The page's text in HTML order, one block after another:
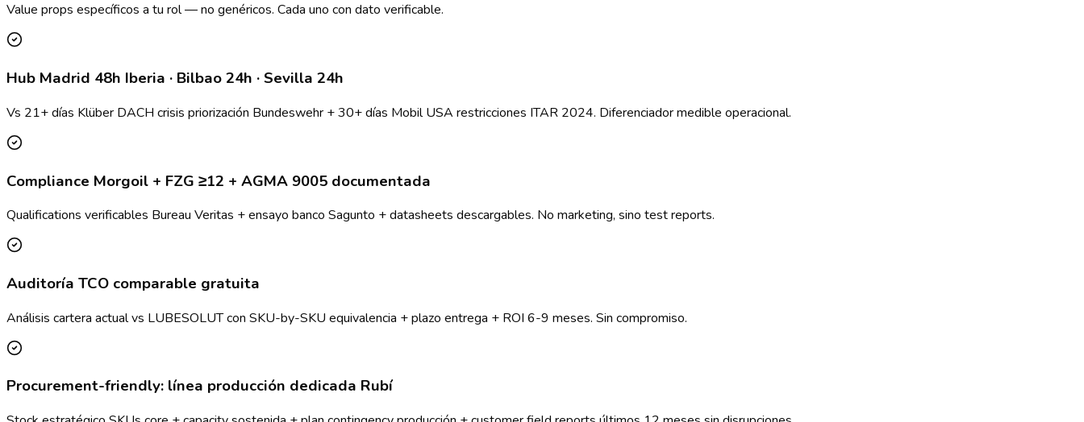
Value props específicos a tu rol — no genéricos. Cada uno con dato verificable.
Hub Madrid 48h Iberia · Bilbao 24h · Sevilla 24h
Vs 21+ días Klüber DACH crisis priorización Bundeswehr + 30+ días Mobil USA restricciones ITAR 2024. Diferenciador medible operacional.
Compliance Morgoil + FZG ≥12 + AGMA 9005 documentada
Qualifications verificables Bureau Veritas + ensayo banco Sagunto + datasheets descargables. No marketing, sino test reports.
Auditoría TCO comparable gratuita
Análisis cartera actual vs LUBESOLUT con SKU-by-SKU equivalencia + plazo entrega + ROI 6-9 meses. Sin compromiso.
Procurement-friendly: línea producción dedicada Rubí